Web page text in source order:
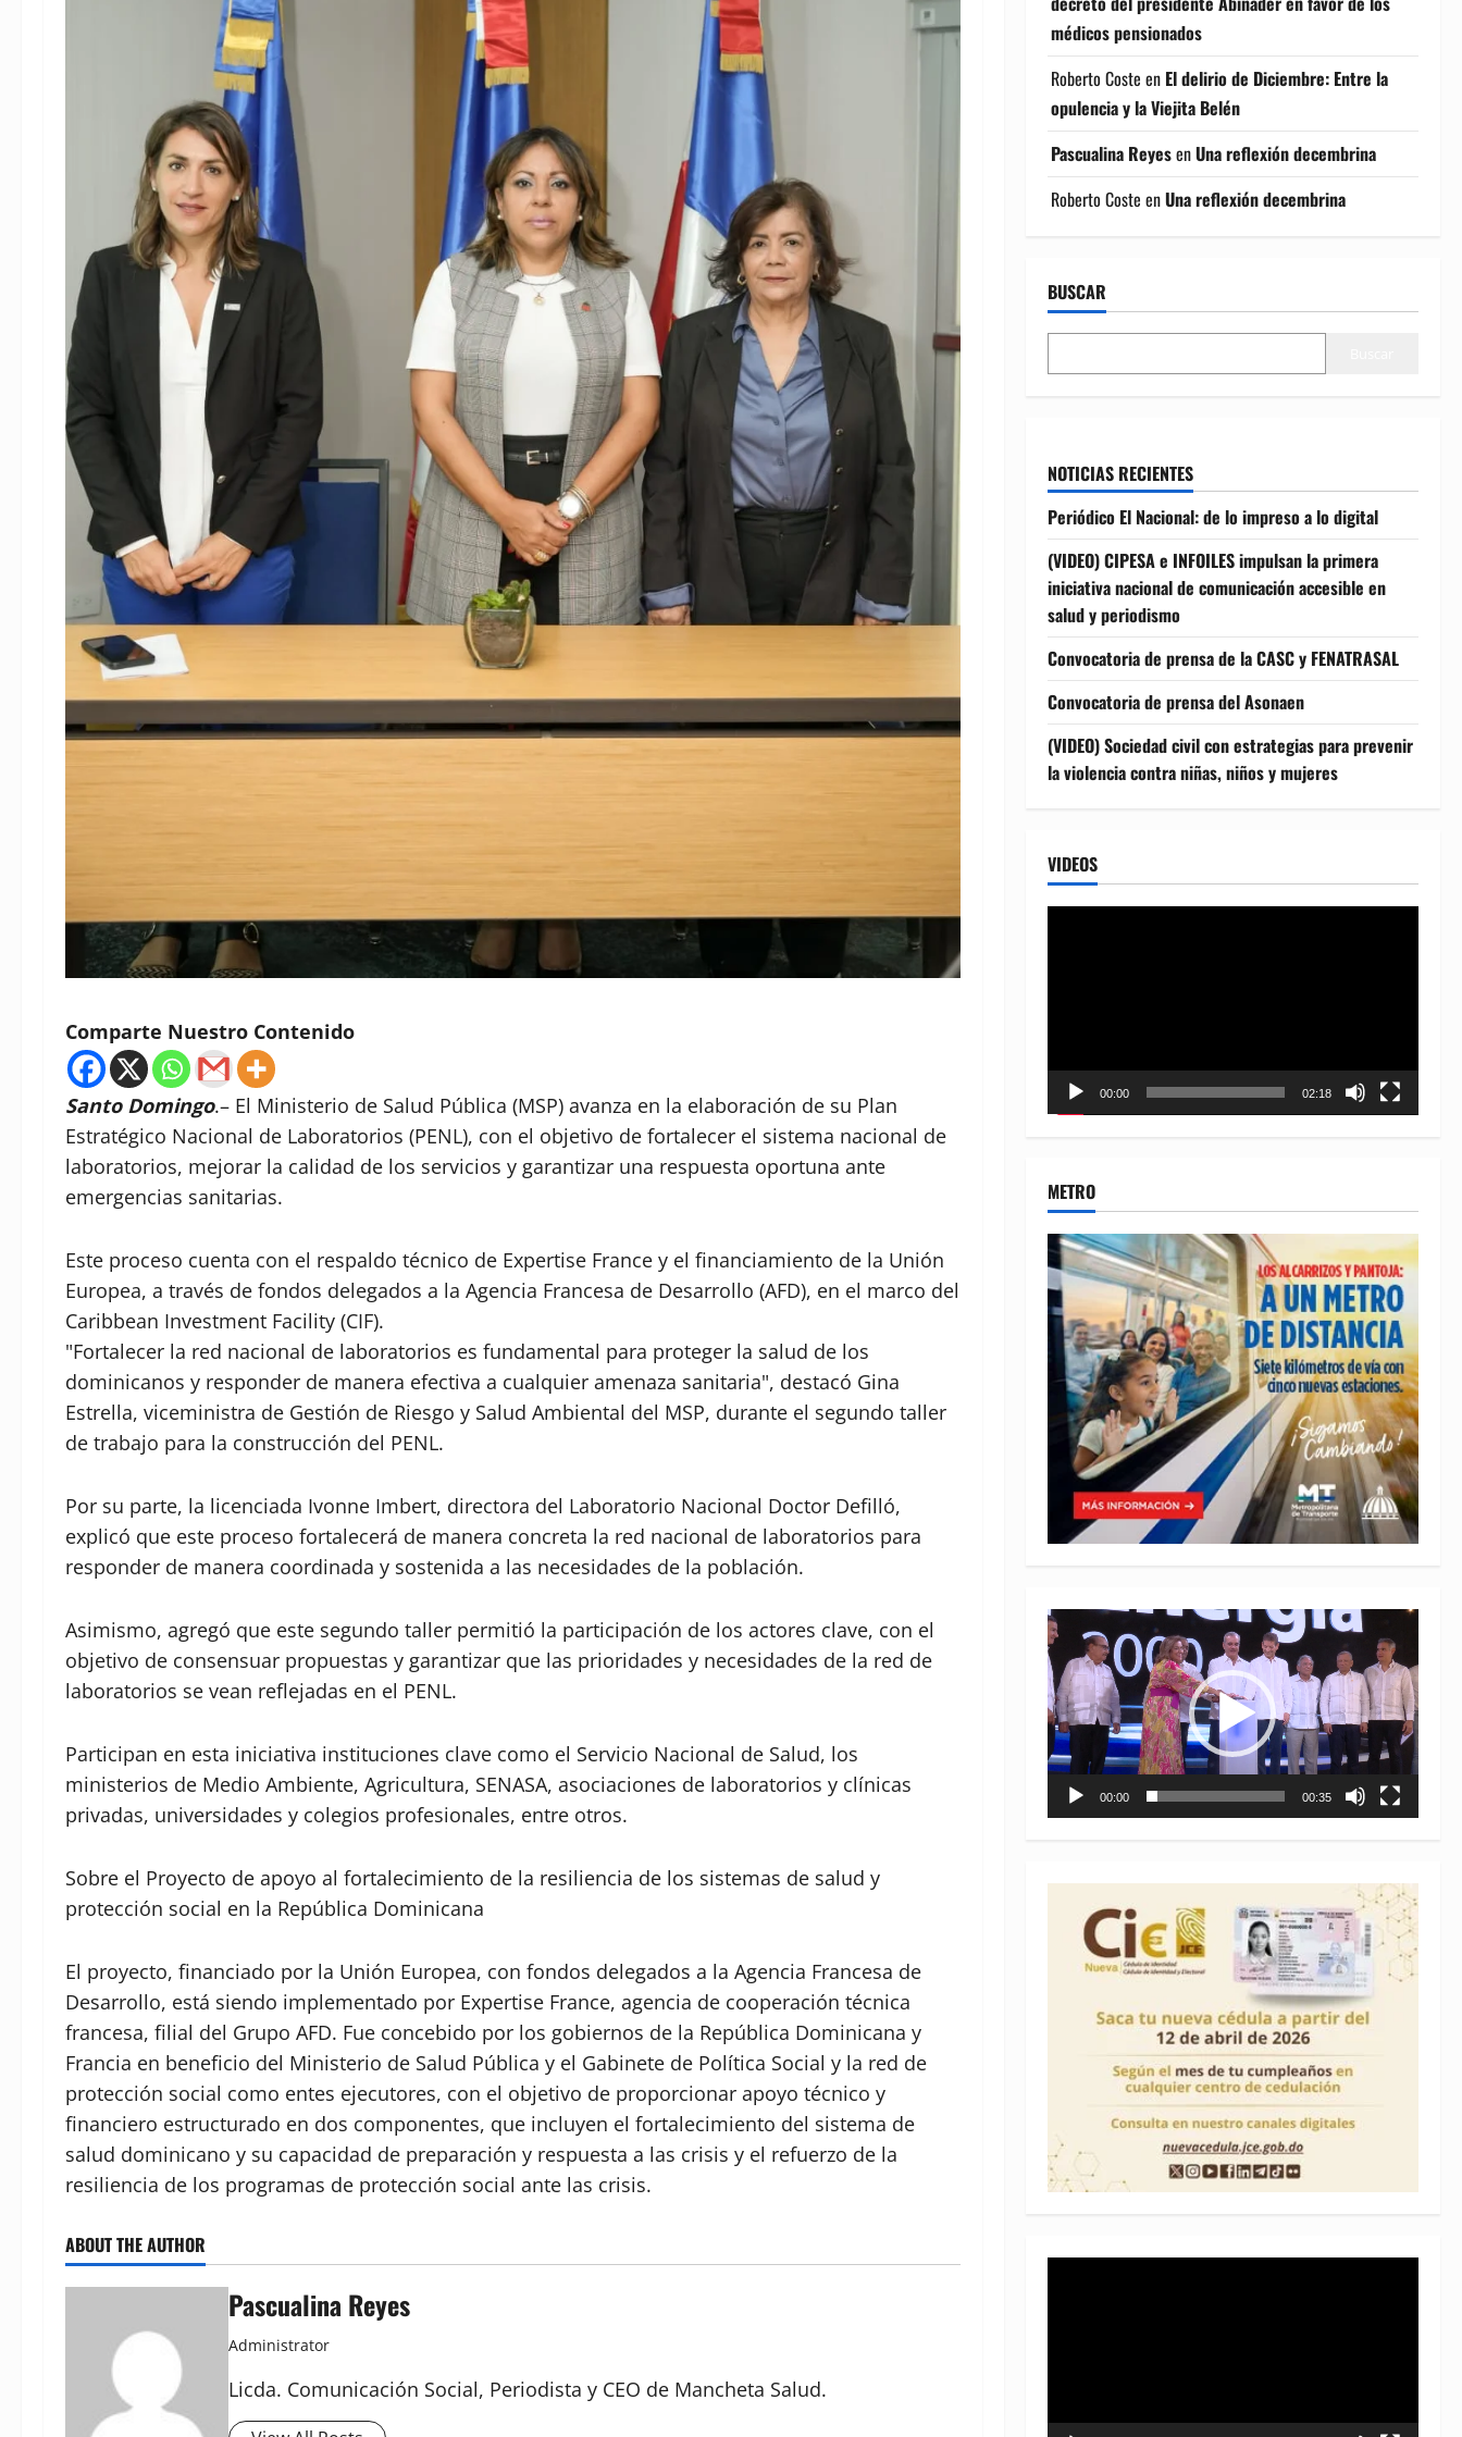
Comparte Nuestro Contenido
Santo Domingo.– El Ministerio de Salud Pública (MSP) avanza en la elaboración de su Plan
Estratégico Nacional de Laboratorios (PENL), con el objetivo de fortalecer el sistema nacional de
laboratorios, mejorar la calidad de los servicios y garantizar una respuesta oportuna ante
emergencias sanitarias.
Este proceso cuenta con el respaldo técnico de Expertise France y el financiamiento de la Unión
Europea, a través de fondos delegados a la Agencia Francesa de Desarrollo (AFD), en el marco del
Caribbean Investment Facility (CIF).
"Fortalecer la red nacional de laboratorios es fundamental para proteger la salud de los
dominicanos y responder de manera efectiva a cualquier amenaza sanitaria", destacó Gina
Estrella, viceministra de Gestión de Riesgo y Salud Ambiental del MSP, durante el segundo taller
de trabajo para la construcción del PENL.
Por su parte, la licenciada Ivonne Imbert, directora del Laboratorio Nacional Doctor Defilló,
explicó que este proceso fortalecerá de manera concreta la red nacional de laboratorios para
responder de manera coordinada y sostenida a las necesidades de la población.
Asimismo, agregó que este segundo taller permitió la participación de los actores clave, con el
objetivo de consensuar propuestas y garantizar que las prioridades y necesidades de la red de
laboratorios se vean reflejadas en el PENL.
Participan en esta iniciativa instituciones clave como el Servicio Nacional de Salud, los
ministerios de Medio Ambiente, Agricultura, SENASA, asociaciones de laboratorios y clínicas
privadas, universidades y colegios profesionales, entre otros.
Sobre el Proyecto de apoyo al fortalecimiento de la resiliencia de los sistemas de salud y
protección social en la República Dominicana
El proyecto, financiado por la Unión Europea, con fondos delegados a la Agencia Francesa de
Desarrollo, está siendo implementado por Expertise France, agencia de cooperación técnica
francesa, filial del Grupo AFD. Fue concebido por los gobiernos de la República Dominicana y
Francia en beneficio del Ministerio de Salud Pública y el Gabinete de Política Social y la red de
protección social como entes ejecutores, con el objetivo de proporcionar apoyo técnico y
financiero estructurado en dos componentes, que incluyen el fortalecimiento del sistema de
salud dominicano y su capacidad de preparación y respuesta a las crisis y el refuerzo de la
resiliencia de los programas de protección social ante las crisis.
ABOUT THE AUTHOR
Pascualina Reyes
Administrator
Licda. Comunicación Social, Periodista y CEO de Mancheta Salud.
médicos pensionados
Roberto Coste en El delirio de Diciembre: Entre la
opulencia y la Viejita Belén
Pascualina ReyesenUna reflexión decembrina
Roberto Coste enUna reflexión decembrina
BUSCAR
NOTICIAS RECIENTES
Periódico El Nacional: de lo impreso a lo digital
(VIDEO) CIPESA e INFOILES impulsan la primera
iniciativa nacional de comunicación accesible en
salud y periodismo
Convocatoria de prensa de la CASC y FENATRASAL
Convocatoria de prensa del Asonaen
(VIDEO) Sociedad civil con estrategias para prevenir
la violencia contra niñas, niños y mujeres
VIDEOS
00:00 02:18
METRO
Reproductor
de
vídeo
00:00 00:35